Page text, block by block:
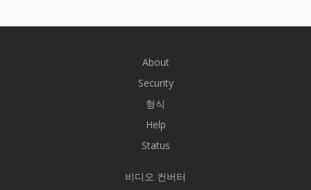
About
Security
형식
Help
Status
비디오 컨버터